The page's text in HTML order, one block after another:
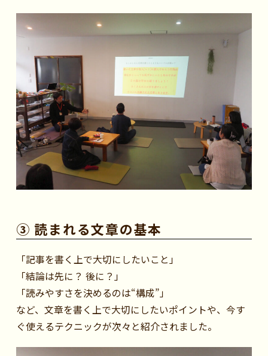
③ 読まれる文章の基本
「記事を書く上で大切にしたいこと」
「結論は先に？ 後に？」
「読みやすさを決めるのは“構成”」
など、文章を書く上で大切にしたいポイントや、今す
ぐ使えるテクニックが次々と紹介されました。